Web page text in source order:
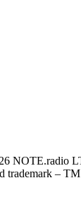
NOTE.radio
trademark – TM